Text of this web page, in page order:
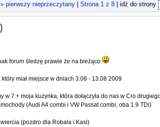
» pierwszy nieprzeczytany| Strona 1z 8| idź do strony
forum śledzę prawie że na bieżąco
miał miejsce w dniach 3.08 - 13.08 2009
7 + moja kuzynka, która dołączyła do nas w Cro
(Audi A4 combi i VW Passat combi, oba 1.9 TDi)
(pozdro dla Robala i Kasi)